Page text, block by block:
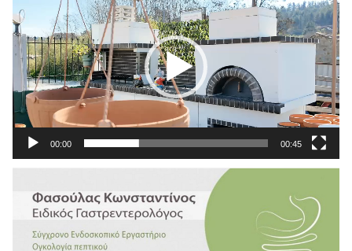
Βίντεο
00:00 00:45